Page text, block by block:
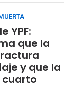
YPF:
que la
y que la
cuarto